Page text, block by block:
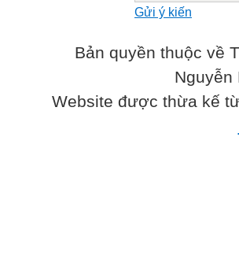
Gửi ý kiến
Bản quyền thuộc về
Nguyễn
Website được thừa kế